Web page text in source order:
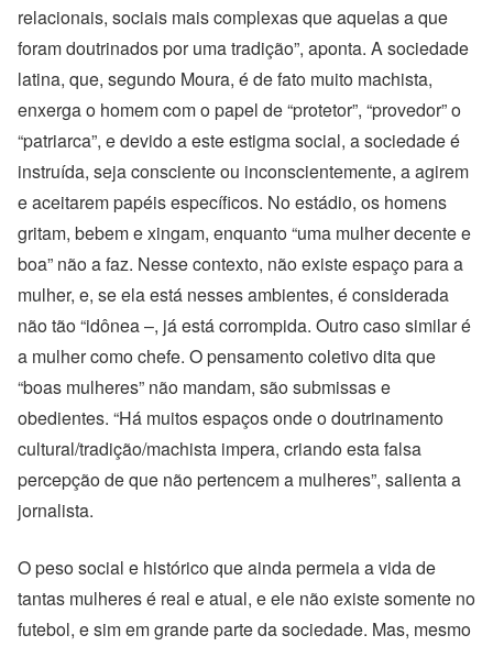
relacionais, sociais mais complexas que aquelas a que
foram doutrinados por uma tradição”, aponta. A sociedade
latina, que, segundo Moura, é de fato muito machista,
enxerga o homem com o papel de “protetor”, “provedor” o
“patriarca”, e devido a este estigma social, a sociedade é
instruída, seja consciente ou inconscientemente, a agirem
e aceitarem papéis específicos. No estádio, os homens
gritam, bebem e xingam, enquanto “uma mulher decente e
boa” não a faz. Nesse contexto, não existe espaço para a
mulher, e, se ela está nesses ambientes, é considerada
não tão “idônea –, já está corrompida. Outro caso similar é
a mulher como chefe. O pensamento coletivo dita que
“boas mulheres” não mandam, são submissas e
obedientes. “Há muitos espaços onde o doutrinamento
cultural/tradição/machista impera, criando esta falsa
percepção de que não pertencem a mulheres”, salienta a
jornalista.
O peso social e histórico que ainda permeia a vida de
tantas mulheres é real e atual, e ele não existe somente no
futebol, e sim em grande parte da sociedade. Mas, mesmo